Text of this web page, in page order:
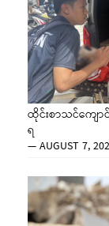
ထိုင်းစာသင်ကျော
ရ
—AUGUST 7,